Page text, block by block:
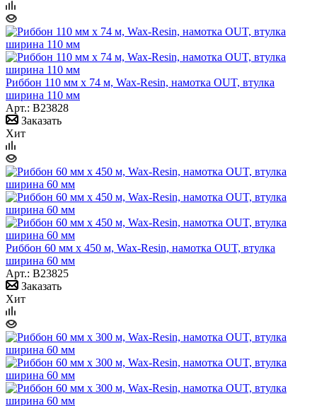
Риббон 110 мм х 74 м, Wax-Resin, намотка OUT, втулка
ширина 110 мм
Арт.: B23828
Заказать
Хит
Риббон 60 мм х 450 м, Wax-Resin, намотка OUT, втулка
ширина 60 мм
Арт.: B23825
Заказать
Хит